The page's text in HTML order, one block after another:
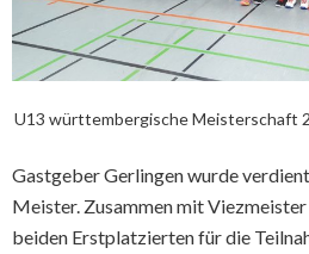
U13 württembergische Meisterschaft
Gastgeber Gerlingen wurde
Meister. Zusammen mit
beiden Erstplatzierten für die